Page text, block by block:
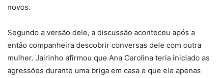
novos.
Segundo a versão dele, a discussão aconteceu após a
então companheira descobrir conversas dele com outra
mulher. Jairinho afirmou que Ana Carolina teria iniciado as
agressões durante uma briga em casa e que ele apenas